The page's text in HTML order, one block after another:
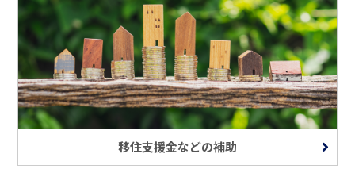
移住支援金などの補助